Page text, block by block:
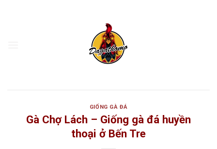
GIỐNG GÀ ĐÁ
Gà Chợ Lách – Giống gà đá huyền
thoại ở Bến Tre